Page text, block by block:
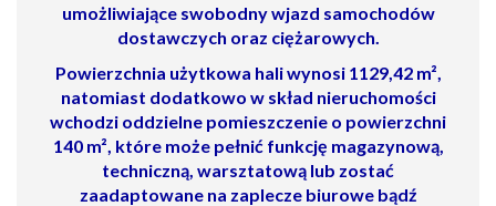
umożliwiające swobodny wjazd samochodów
dostawczych oraz ciężarowych.
Powierzchnia użytkowa hali wynosi 1129,42 m²,
natomiast dodatkowo w skład nieruchomości
wchodzi oddzielne pomieszczenie o powierzchni
140 m², które może pełnić funkcję magazynową,
techniczną, warsztatową lub zostać
zaadaptowane na zaplecze biurowe bądź